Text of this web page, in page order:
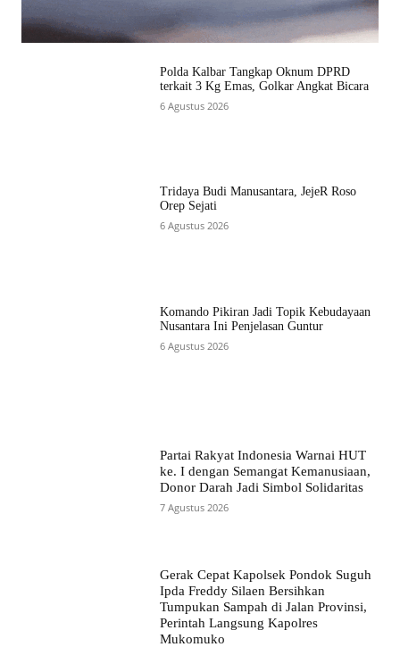
Polda Kalbar Tangkap Oknum DPRD
terkait 3 Kg Emas, Golkar Angkat Bicara
6 Agustus 2026
Tridaya Budi Manusantara, JejeR Roso
Orep Sejati
6 Agustus 2026
Komando Pikiran Jadi Topik Kebudayaan
Nusantara Ini Penjelasan Guntur
6 Agustus 2026
Partai Rakyat Indonesia Warnai HUT
ke. I dengan Semangat Kemanusiaan,
Donor Darah Jadi Simbol Solidaritas
7 Agustus 2026
Gerak Cepat Kapolsek Pondok Suguh
Ipda Freddy Silaen Bersihkan
Tumpukan Sampah di Jalan Provinsi,
Perintah Langsung Kapolres
Mukomuko